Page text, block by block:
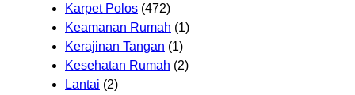
Karpet Polos (472)
Keamanan Rumah (1)
Kerajinan Tangan (1)
Kesehatan Rumah (2)
Lantai (2)